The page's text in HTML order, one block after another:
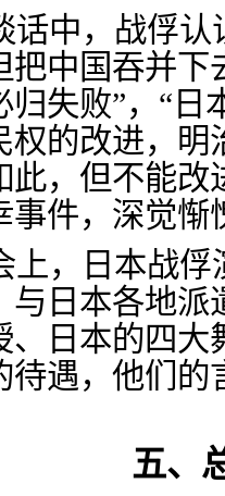
话中，战俘认
把中国吞并下
归失败”，“
权的改进，
此，但不能
事件，深觉惭
上，日本战
与日本各地
、日本的四
待遇，他们
五、